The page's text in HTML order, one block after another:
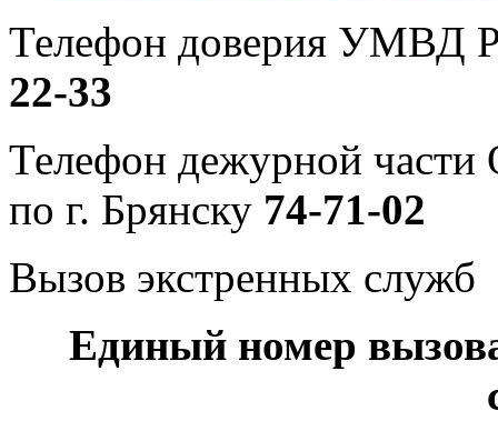
Телефон доверия УМВД
22-33
Телефон дежурной
по г. Брянску 74-71-02
Вызов экстренных служб
Единый номер